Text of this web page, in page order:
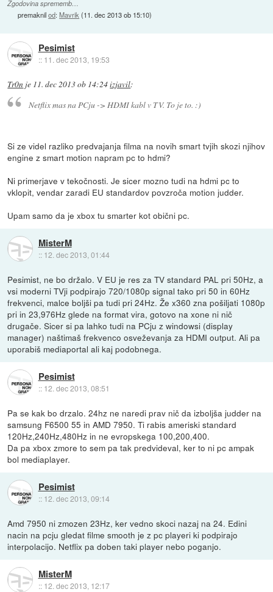
Zgodovina sprememb…
premaknilod:Mavrik(11. dec 2013 ob 15:10)
Pesimist
:: 11. dec 2013, 19:53
Tr0n je 11. dec 2013 ob 14:24izjavil:
Netflix mas na PCju -> HDMI kabl v TV. To je to. :)
Si ze videl razliko predvajanja filma na novih smart tvjih skozi njihov
engine z smart motion napram pc to hdmi?
Ni primerjave v tekočnosti. Je sicer mozno tudi na hdmi pc to
vklopit, vendar zaradi EU standardov povzroča motion judder.
Upam samo da je xbox tu smarter kot obični pc.
MisterM
:: 12. dec 2013, 01:44
Pesimist, ne bo držalo. V EU je res za TV standard PAL pri 50Hz, a
vsi moderni TVji podpirajo 720/1080p signal tako pri 50 in 60Hz
frekvenci, malce boljši pa tudi pri 24Hz. Že x360 zna pošiljati 1080p
pri in 23,976Hz glede na format vira, gotovo na xone ni nič
drugače. Sicer si pa lahko tudi na PCju z windowsi (display
manager) naštimaš frekvenco osveževanja za HDMI output. Ali pa
uporabiš mediaportal ali kaj podobnega.
Pesimist
:: 12. dec 2013, 08:51
Pa se kak bo drzalo. 24hz ne naredi prav nič da izboljša judder na
samsung F6500 55 in AMD 7950. Ti rabis ameriski standard
120Hz,240Hz,480Hz in ne evropskega 100,200,400.
Da pa xbox zmore to sem pa tak predvideval, ker to ni pc ampak
bol mediaplayer.
Pesimist
:: 12. dec 2013, 09:14
Amd 7950 ni zmozen 23Hz, ker vedno skoci nazaj na 24. Edini
nacin na pcju gledat filme smooth je z pc playeri ki podpirajo
interpolacijo. Netflix pa doben taki player nebo poganjo.
MisterM
:: 12. dec 2013, 12:17